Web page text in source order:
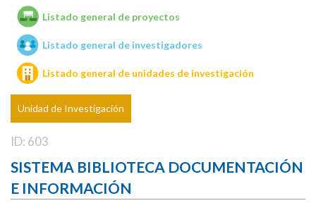
Unidades de investigación
Listado general de proyectos
Listado general de investigadores
Listado general de unidades de investigación
Unidad de Investigación
ID: 603
SISTEMA BIBLIOTECA DOCUMENTACIÓN
E INFORMACIÓN